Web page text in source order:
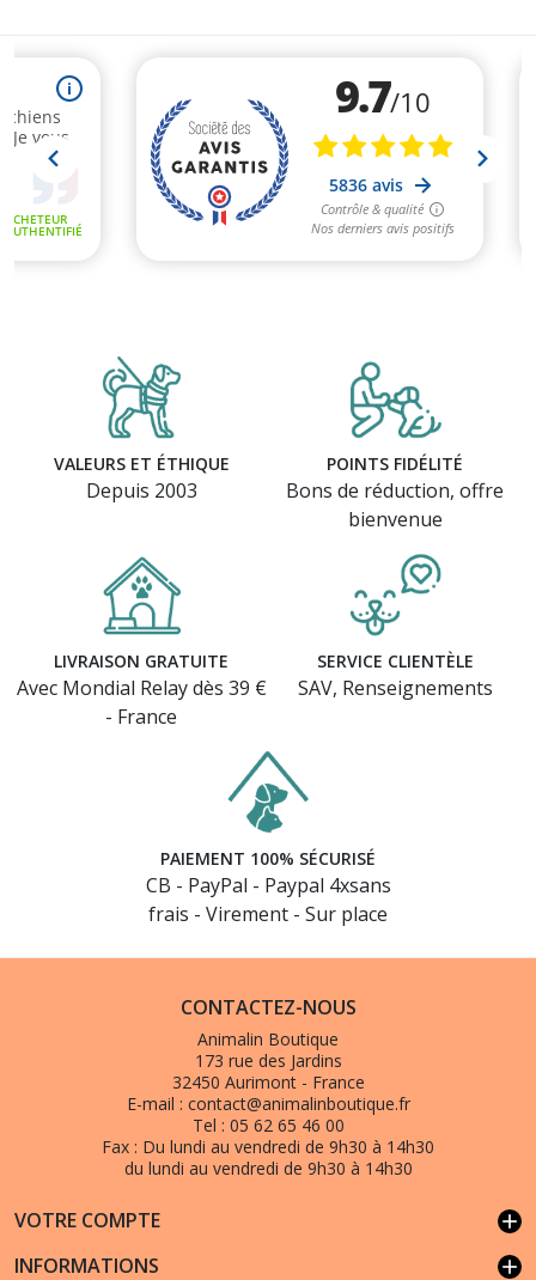
VALEURS ET ÉTHIQUE
Depuis 2003
POINTS FIDÉLITÉ
Bons de réduction, offre
bienvenue
LIVRAISON GRATUITE
Avec Mondial Relay dès 39 €
- France
SERVICE CLIENTÈLE
SAV, Renseignements
PAIEMENT 100% SÉCURISÉ
CB - PayPal - Paypal 4xsans
frais - Virement - Sur place
CONTACTEZ-NOUS
Animalin Boutique
173 rue des Jardins
32450 Aurimont - France
E-mail : contact@animalinboutique.fr
Tel : 05 62 65 46 00
Fax : Du lundi au vendredi de 9h30 à 14h30
du lundi au vendredi de 9h30 à 14h30
VOTRE COMPTE add
INFORMATIONS add